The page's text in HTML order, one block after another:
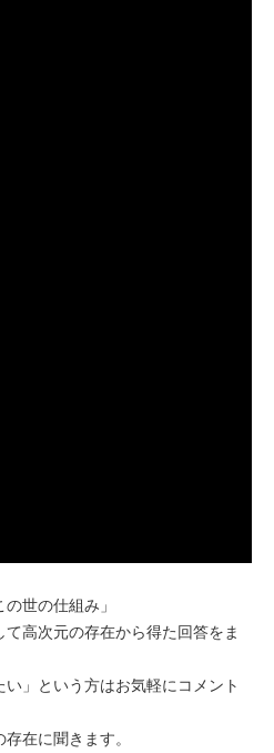
世の仕組み」
高次元の存在から得た回答をま
い」という方はお気軽にコメント
在に聞きます。